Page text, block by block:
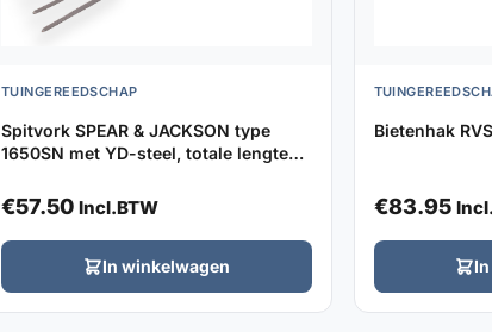
TUINGEREEDSCHAP
Spitvork SPEAR & JACKSON type
1650SN met YD-steel, totale lengte
€57.50 Incl.BTW
In winkelwagen
Bietenhak
€83.95